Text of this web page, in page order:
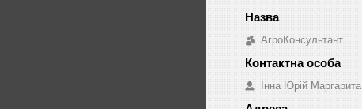
АгроКонсультант
Інна Юрій Маргарита